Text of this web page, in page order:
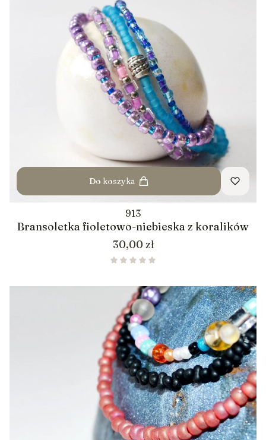
Do koszyka
913
Bransoletka fioletowo-niebieska z koralików
Cena
30,00 zł